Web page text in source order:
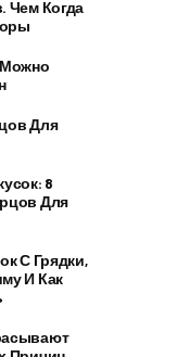
Чем Когда
Для
8
Для
С Грядки,
И Как